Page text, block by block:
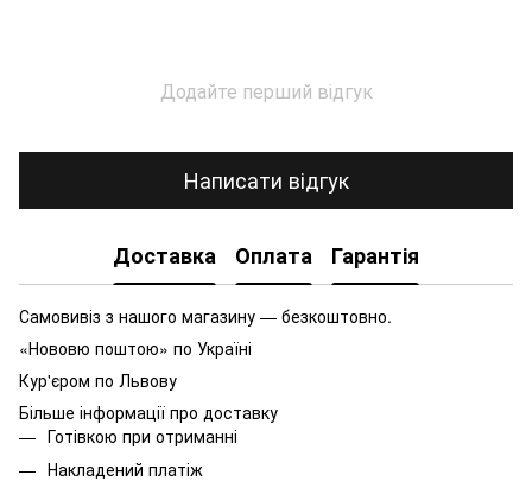
Додайте перший відгук
Написати відгук
Доставка Оплата Гарантія
Самовивіз з нашого магазину — безкоштовно.
«Нововю поштою» по Україні
Кур'єром по Львову
Більше інформації про доставку
Готівкою при отриманні
Накладений платіж